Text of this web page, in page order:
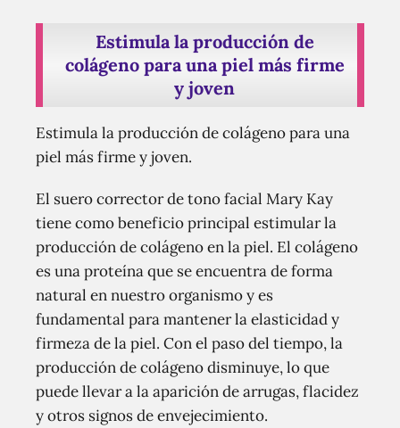
Estimula la producción de
colágeno para una piel más firme
y joven
Estimula la producción de colágeno para una
piel más firme y joven.
El suero corrector de tono facial Mary Kay
tiene como beneficio principal estimular la
producción de colágeno en la piel. El colágeno
es una proteína que se encuentra de forma
natural en nuestro organismo y es
fundamental para mantener la elasticidad y
firmeza de la piel. Con el paso del tiempo, la
producción de colágeno disminuye, lo que
puede llevar a la aparición de arrugas, flacidez
y otros signos de envejecimiento.